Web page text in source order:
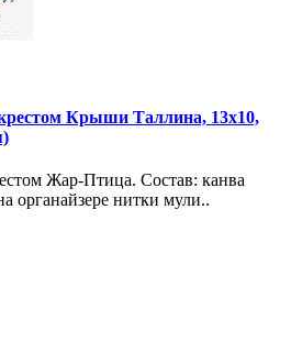
Крыши Таллина, 13x10,
Жар-Птица. Состав: канва
органайзере нитки мули..